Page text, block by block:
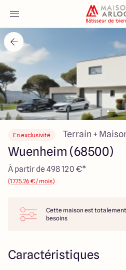
Accueil
Nos maisons
Nos annonces
Votre projet
Qui sommes-nous
Maisons ARLOGIS Alsace
Sélestat
Strasbourg
En exclusivité Terrain +
Wuenheim (68500)
À partir de 498 120 €*
(1775.26 € / mois)
Cette maison est
besoins
Caractéristiques